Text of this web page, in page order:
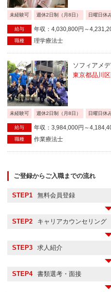
未経験可 週休2日制（月8日） 日曜日休
給与 年収：4,030,800円～
職種 理学療法士
ソフィアメ
東京都品川
未経験可 週休2日制（月8日） 日曜日休
給与 年収：3,984,000円～
職種 作業療法士
ご登録からご入職までの流れ
STEP1 無料会員登録
STEP2 キャリアカウンセリング
STEP3 求人紹介
STEP4 書類選考・面接